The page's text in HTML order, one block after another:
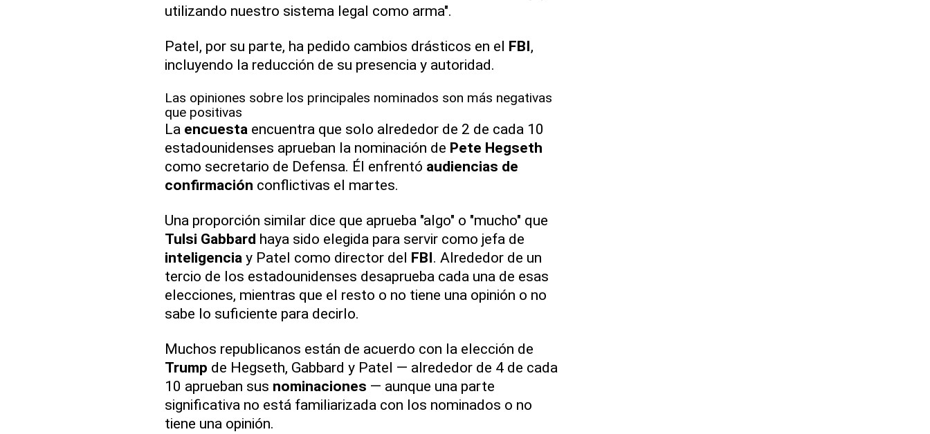
utilizando nuestro sistema legal como arma".
Patel, por su parte, ha pedido cambios drásticos en el FBI,
incluyendo la reducción de su presencia y autoridad.
Las opiniones sobre los principales nominados son más negativas
que positivas
La encuestaencuentra que solo alrededor de 2 de cada 10
estadounidenses aprueban la nominación de Pete Hegseth
como secretario de Defensa. Él enfrentó audiencias de
confirmación conflictivas el martes.
Una proporción similar dice que aprueba "algo" o "mucho" que
Tulsi Gabbard haya sido elegida para servir como jefa de
inteligenciay Patel como director del FBI. Alrededor de un
tercio de los estadounidenses desaprueba cada una de esas
elecciones, mientras que el resto o no tiene una opinión o no
sabe lo suficiente para decirlo.
Muchos republicanos están de acuerdo con la elección de
Trump de Hegseth, Gabbard y Patel — alrededor de 4 de cada
10 aprueban sus nominaciones — aunque una parte
significativa no está familiarizada con los nominados o no
tiene una opinión.